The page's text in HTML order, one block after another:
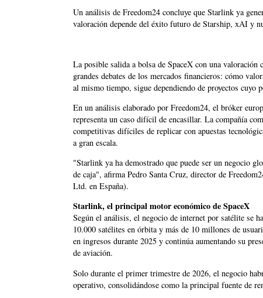
Un análisis de Freedom24 concluye que Starlink ya
valoración depende del éxito futuro de Starship, xAI y
La posible salida a bolsa de SpaceX con una
grandes debates de los mercados financieros: cómo
al mismo tiempo, sigue dependiendo de proyectos cuyo
En un análisis elaborado por Freedom24, el bróker
representa un caso difícil de encasillar. La compañía
competitivas difíciles de replicar con apuestas
a gran escala.
"Starlink ya ha demostrado que puede ser un negocio
de caja", afirma Pedro Santa Cruz, director de
Ltd. en España).
Starlink, el principal motor económico de SpaceX
Según el análisis, el negocio de internet por satélite se
10.000 satélites en órbita y más de 10 millones de
en ingresos durante 2025 y continúa aumentando su
de aviación.
Solo durante el primer trimestre de 2026, el negocio
operativo, consolidándose como la principal fuente de